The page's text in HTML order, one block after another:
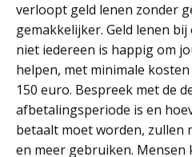
verloopt geld lenen zonder
gemakkelijker. Geld lenen
niet iedereen is happig om
helpen, met minimale
150 euro. Bespreek met de
afbetalingsperiode is en
betaalt moet worden, zullen
en meer gebruiken. Mensen